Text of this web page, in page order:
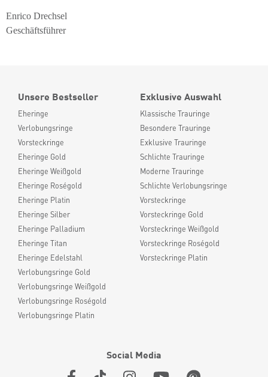
Enrico Drechsel
Geschäftsführer
Unsere Bestseller
Eheringe
Verlobungsringe
Vorsteckringe
Eheringe Gold
Eheringe Weißgold
Eheringe Roségold
Eheringe Platin
Eheringe Silber
Eheringe Palladium
Eheringe Titan
Eheringe Edelstahl
Verlobungsringe Gold
Verlobungsringe Weißgold
Verlobungsringe Roségold
Verlobungsringe Platin
Exklusive Auswahl
Klassische Trauringe
Besondere Trauringe
Exklusive Trauringe
Schlichte Trauringe
Moderne Trauringe
Schlichte Verlobungsringe
Vorsteckringe
Vorsteckringe Gold
Vorsteckringe Weißgold
Vorsteckringe Roségold
Vorsteckringe Platin
Social Media